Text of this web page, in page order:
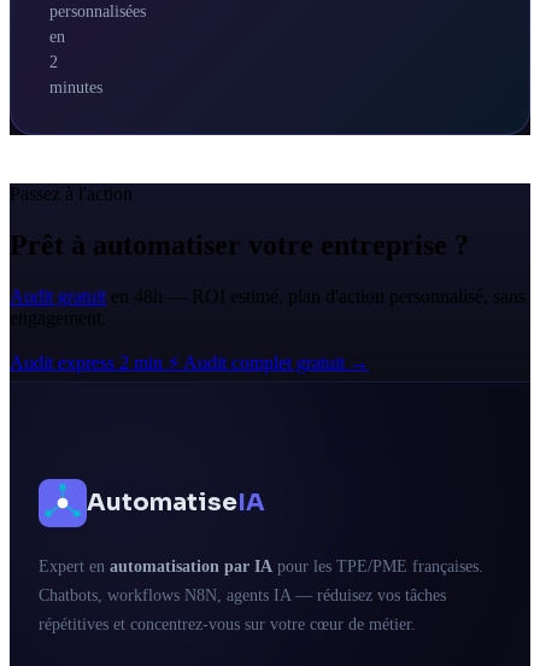
personnalisées
en
2
minutes
Passez à l'action
Prêt à automatiser votre entreprise ?
Audit gratuit en 48h — ROI estimé, plan d'action personnalisé, sans
engagement.
Audit express 2 min ⚡ Audit complet gratuit →
AutomatiseIA
Expert en automatisation par IA pour les TPE/PME françaises.
Chatbots, workflows N8N, agents IA — réduisez vos tâches
répétitives et concentrez-vous sur votre cœur de métier.